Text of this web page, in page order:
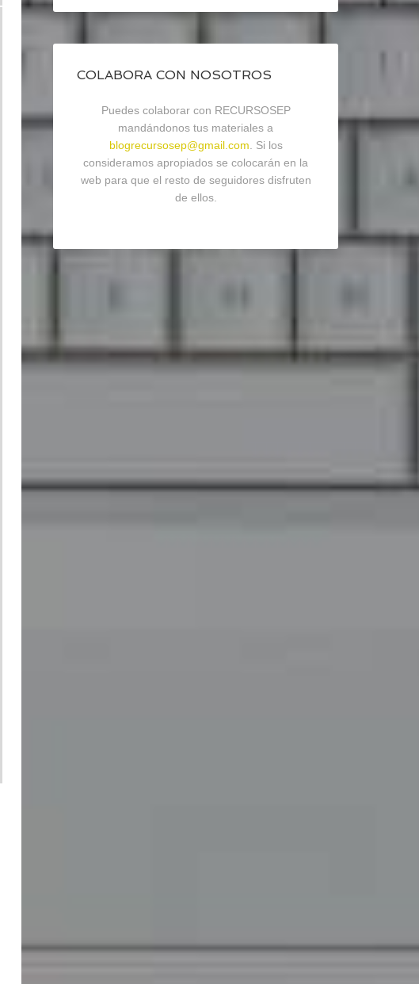
COLABORA CON NOSOTROS
Puedes colaborar con RECURSOSEP
mandándonos tus materiales a
blogrecursosep@gmail.com . Si los
consideramos apropiados se colocarán en la
web para que el resto de seguidores disfruten
de ellos.